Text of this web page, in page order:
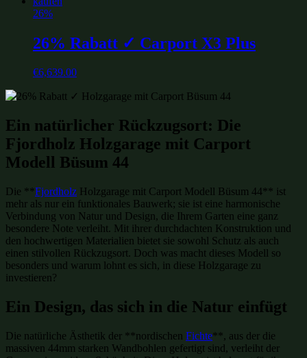
26%
26% Rabatt ✓ Carport X3 Plus
€6,639.00
Ein natürlicher Rückzugsort: Die
Fjordholz Holzgarage mit Carport
Modell Büsum 44
Die **Fjordholz Holzgarage mit Carport Modell Büsum 44** ist
mehr als nur ein funktionales Bauwerk; sie ist eine harmonische
Verbindung von Natur und Design, die Ihrem Garten eine ganz
besondere Note verleiht. Mit ihrer durchdachten Konstruktion und
den hochwertigen Materialien bietet sie sowohl Schutz als auch
einen stilvollen Rückzugsort. Doch was macht dieses Modell so
besonders und warum lohnt es sich, in diese Holzgarage zu
investieren?
Ein Design, das sich in die Natur einfügt
Die natürliche Ästhetik der **nordischen Fichte**, aus der die
massiven 44mm starken Wandbohlen gefertigt sind, verleiht der